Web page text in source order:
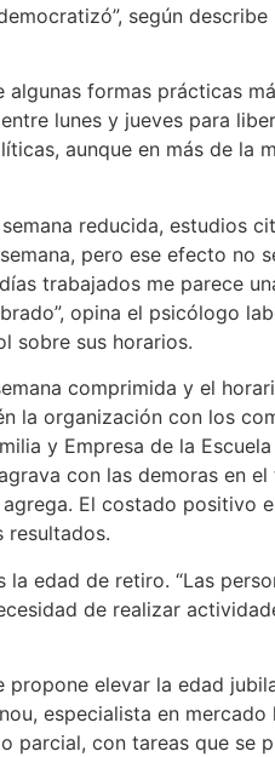
según
formas prácticas
lunes y jueves para
aunque en más de
reducida, estudios
pero ese efecto
trabajados me parece
opina el psicólogo
sobre sus horarios.
comprimida y el
la organización con los
y Empresa de la
con las demoras en
El costado
resultados.
edad de retiro. “Las
de realizar
elevar la edad
especialista en
parcial, con tareas que se